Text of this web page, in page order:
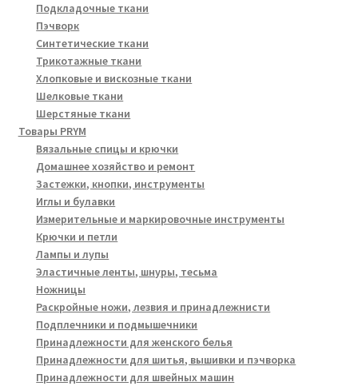
Подкладочные ткани
Пэчворк
Синтетические ткани
Трикотажные ткани
Хлопковые и вискозные ткани
Шелковые ткани
Шерстяные ткани
Товары PRYM
Вязальные спицы и крючки
Домашнее хозяйство и ремонт
Застежки, кнопки, инструменты
Иглы и булавки
Измерительные и маркировочные инструменты
Крючки и петли
Лампы и лупы
Эластичные ленты, шнуры, тесьма
Ножницы
Раскройные ножи, лезвия и принадлежнисти
Подплечники и подмышечники
Принадлежности для женского белья
Принадлежности для шитья, вышивки и пэчворка
Принадлежности для швейных машин